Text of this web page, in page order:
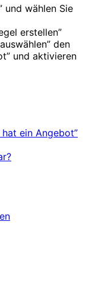
und wählen Sie
erstellen”
den
und aktivieren
ein Angebot”